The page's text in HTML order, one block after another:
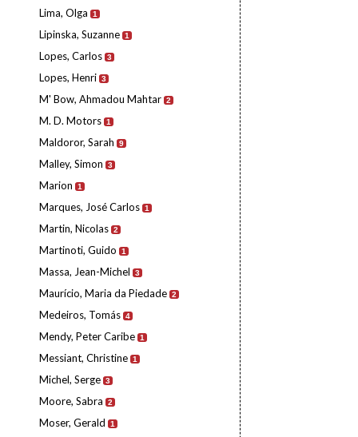
Lima, Olga 1
Lipinska, Suzanne 1
Lopes, Carlos 3
Lopes, Henri 3
M' Bow, Ahmadou Mahtar 2
M. D. Motors 1
Maldoror, Sarah 9
Malley, Simon 3
Marion 1
Marques, José Carlos 1
Martin, Nicolas 2
Martinoti, Guido 1
Massa, Jean-Michel 3
Maurício, Maria da Piedade 2
Medeiros, Tomás 4
Mendy, Peter Caribe 1
Messiant, Christine 1
Michel, Serge 3
Moore, Sabra 2
Moser, Gerald 1